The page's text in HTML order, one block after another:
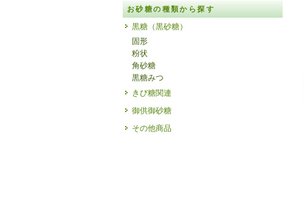
お砂糖の種類から探す
黒糖（黒砂糖）
固形
粉状
角砂糖
黒糖みつ
きび糖関連
御供御砂糖
その他商品